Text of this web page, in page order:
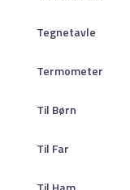
Tegnetavle
Termometer
Til Børn
Til Far